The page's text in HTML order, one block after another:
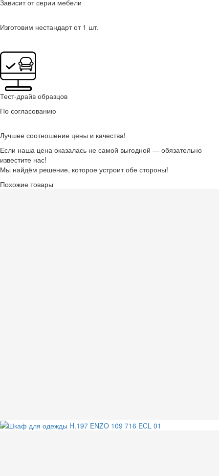
Зависит от серии мебели
Изготовим нестандарт от 1 шт.
Тест-драйв образцов
По согласованию
Лучшее соотношение цены и качества!
Если наша цена оказалась не самой выгодной — обязательно
известите нас!
Мы найдём решение, которое устроит обе стороны!
Похожие товары